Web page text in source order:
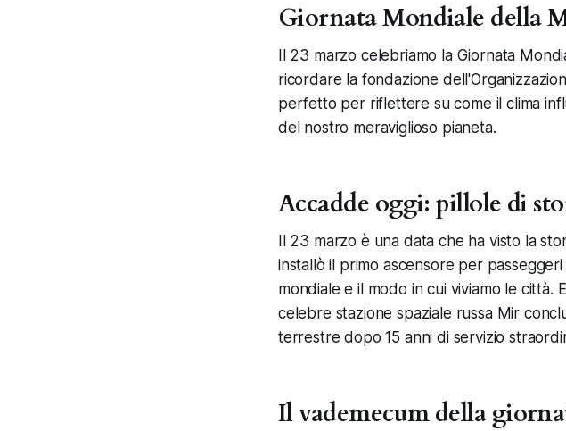
Giornata Mondiale della
Il 23 marzo celebriamo la Giornata
ricordare la fondazione
perfetto per riflettere su come il clima
del nostro meraviglioso pianeta.
Accadde oggi: pillole di
Il 23 marzo è una data che ha visto la
installò il primo ascensore per
mondiale e il modo in cui viviamo le città.
celebre stazione spaziale russa Mir
terrestre dopo 15 anni di servizio
Il vademecum della